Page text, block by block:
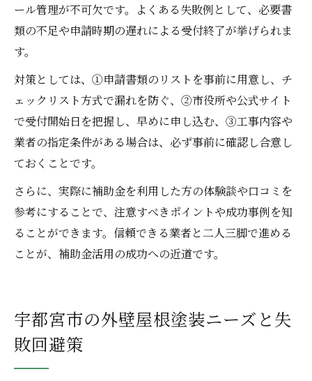
ール管理が不可欠です。よくある失敗例として、必要書
類の不足や申請時期の遅れによる受付終了が挙げられま
す。
対策としては、①申請書類のリストを事前に用意し、チ
ェックリスト方式で漏れを防ぐ、②市役所や公式サイト
で受付開始日を把握し、早めに申し込む、③工事内容や
業者の指定条件がある場合は、必ず事前に確認し合意し
ておくことです。
さらに、実際に補助金を利用した方の体験談や口コミを
参考にすることで、注意すべきポイントや成功事例を知
ることができます。信頼できる業者と二人三脚で進める
ことが、補助金活用の成功への近道です。
宇都宮市の外壁屋根塗装ニーズと失
敗回避策